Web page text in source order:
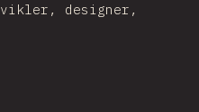
designer,